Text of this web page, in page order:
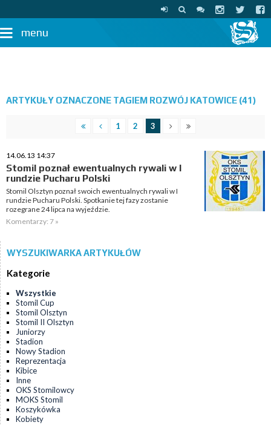
menu
ARTYKUŁY OZNACZONE TAGIEM ROZWÓJ KATOWICE (41)
1 2 3
14.06.13 14:37
Stomil poznał ewentualnych rywali w I
rundzie Pucharu Polski
Stomil Olsztyn poznał swoich ewentualnych rywali w I
rundzie Pucharu Polski. Spotkanie tej fazy zostanie
rozegrane 24 lipca na wyjeździe.
Komentarzy: 7 »
WYSZUKIWARKA ARTYKUŁÓW
Kategorie
Wszystkie
Stomil Cup
Stomil Olsztyn
Stomil II Olsztyn
Juniorzy
Stadion
Nowy Stadion
Reprezentacja
Kibice
Inne
OKS Stomilowcy
MOKS Stomil
Koszykówka
Kobiety